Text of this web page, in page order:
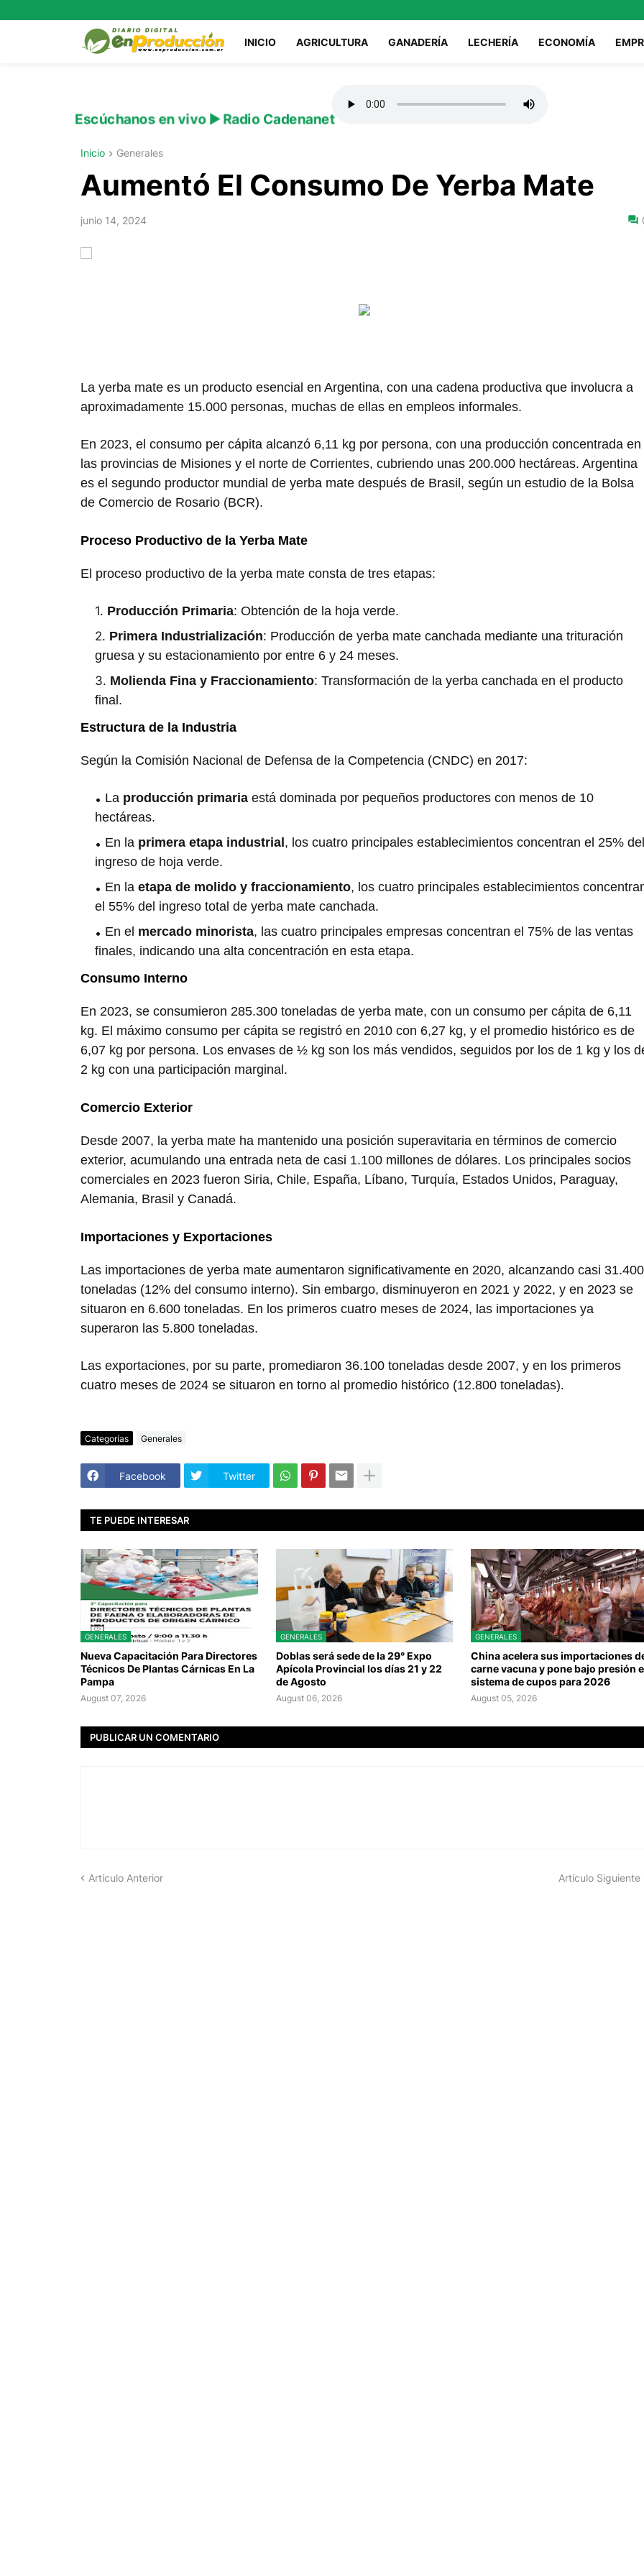
INICIO AGRICULTURA GANADERÍA LECHERÍA ECONOMÍA
Escúchanos en vivo ▶️ Radio Cadenanet
Inicio Generales
Aumentó El Consumo De Yerba Mate
junio 14, 2024
La yerba mate es un producto esencial en Argentina, con una cadena productiva que involucra a
aproximadamente 15.000 personas, muchas de ellas en empleos informales.
En 2023, el consumo per cápita alcanzó 6,11 kg por persona, con una producción concentrada en
las provincias de Misiones y el norte de Corrientes, cubriendo unas 200.000 hectáreas. Argentina
es el segundo productor mundial de yerba mate después de Brasil, según un estudio de la Bolsa
de Comercio de Rosario (BCR).
Proceso Productivo de la Yerba Mate
El proceso productivo de la yerba mate consta de tres etapas:
Producción Primaria: Obtención de la hoja verde.
Primera Industrialización: Producción de yerba mate canchada mediante una trituración
gruesa y su estacionamiento por entre 6 y 24 meses.
Molienda Fina y Fraccionamiento: Transformación de la yerba canchada en el producto
final.
Estructura de la Industria
Según la Comisión Nacional de Defensa de la Competencia (CNDC) en 2017:
La producción primaria está dominada por pequeños productores con menos de 10
hectáreas.
En la primera etapa industrial , los cuatro principales establecimientos concentran el 25% del
ingreso de hoja verde.
En la etapa de molido y fraccionamiento, los cuatro principales establecimientos
el 55% del ingreso total de yerba mate canchada.
En el mercado minorista, las cuatro principales empresas concentran el 75% de las ventas
finales, indicando una alta concentración en esta etapa.
Consumo Interno
En 2023, se consumieron 285.300 toneladas de yerba mate, con un consumo per cápita de 6,11
kg. El máximo consumo per cápita se registró en 2010 con 6,27 kg, y el promedio histórico es de
6,07 kg por persona. Los envases de ½ kg son los más vendidos, seguidos por los de 1 kg y los
2 kg con una participación marginal.
Comercio Exterior
Desde 2007, la yerba mate ha mantenido una posición superavitaria en términos de comercio
exterior, acumulando una entrada neta de casi 1.100 millones de dólares. Los principales socios
comerciales en 2023 fueron Siria, Chile, España, Líbano, Turquía, Estados Unidos, Paraguay,
Alemania, Brasil y Canadá.
Importaciones y Exportaciones
Las importaciones de yerba mate aumentaron significativamente en 2020, alcanzando casi 31.400
toneladas (12% del consumo interno). Sin embargo, disminuyeron en 2021 y 2022, y en 2023 se
situaron en 6.600 toneladas. En los primeros cuatro meses de 2024, las importaciones ya
superaron las 5.800 toneladas.
Las exportaciones, por su parte, promediaron 36.100 toneladas desde 2007, y en los primeros
cuatro meses de 2024 se situaron en torno al promedio histórico (12.800 toneladas).
Categorías Generales
Facebook Twitter
TE PUEDE INTERESAR
GENERALES
Nueva Capacitación Para Directores
Técnicos De Plantas Cárnicas En La
Pampa
August 07, 2026
GENERALES
Doblas será sede de la 29° Expo
Apícola Provincial los días 21 y 22
de Agosto
August 06, 2026
GENERALES
China acelera sus importaciones
carne vacuna y pone bajo presión
sistema de cupos para 2026
August 05, 2026
PUBLICAR UN COMENTARIO
Artículo Anterior Artículo Siguiente